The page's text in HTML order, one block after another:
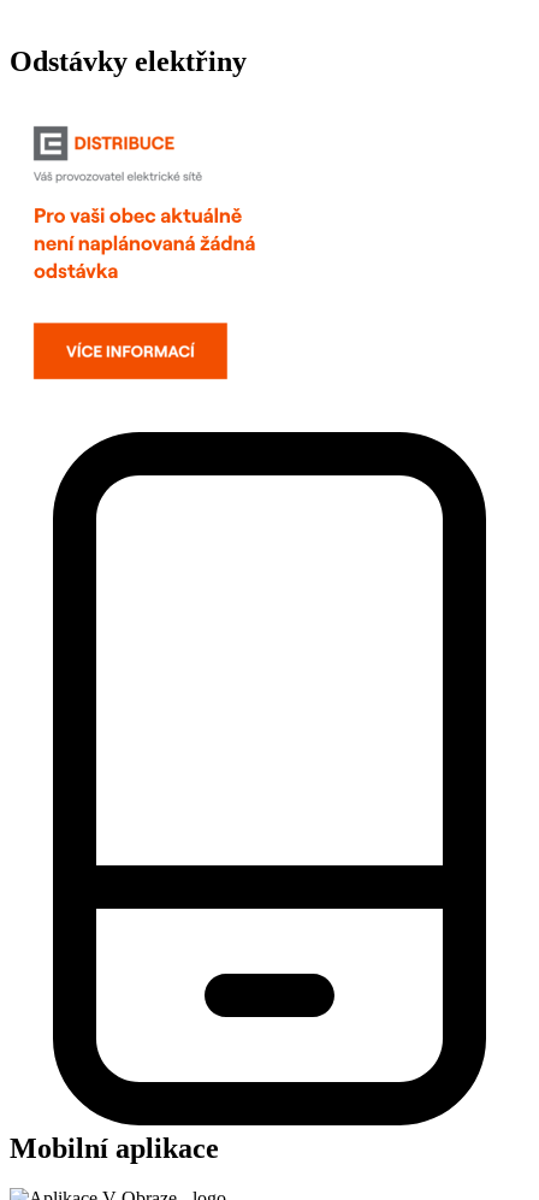
Odstávky elektřiny
Mobilní aplikace